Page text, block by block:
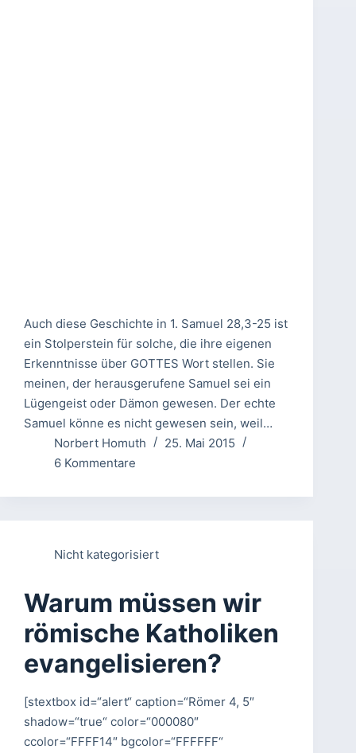
Auch diese Geschichte in 1. Samuel 28,3-25 ist
ein Stolperstein für solche, die ihre eigenen
Erkenntnisse über GOTTES Wort stellen. Sie
meinen, der herausgerufene Samuel sei ein
Lügengeist oder Dämon gewesen. Der echte
Samuel könne es nicht gewesen sein, weil…
Norbert Homuth
25. Mai 2015
6 Kommentare
Nicht kategorisiert
Warum müssen wir
römische Katholiken
evangelisieren?
[stextbox id=“alert“ caption=“Römer 4, 5″
shadow=“true“ color=“000080″
ccolor=“FFFF14″ bgcolor=“FFFFFF“